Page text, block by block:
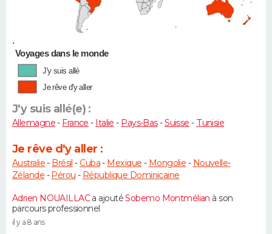
•
Voyages dans le monde
J'y suis allé
Je rêve d'y aller
J'y suis allé(e) :
Allemagne- France - Italie - Pays-Bas-Suisse - Tunisie
Je rêve d'y aller :
Australie- Brésil - Cuba- Mexique - Mongolie - Nouvelle-
Zélande -Pérou - République Dominicaine
Adrien NOUAILLACa ajoutéSobemo Montmélian à son
parcours professionnel
il y a 8 ans